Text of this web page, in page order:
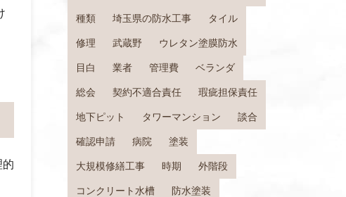
的
種類 埼玉県の防水工事 タイル
修理 武蔵野 ウレタン塗膜防水
目白 業者 管理費 ベランダ
総会 契約不適合責任 瑕疵担保責任
地下ピット タワーマンション 談合
確認申請 病院 塗装
大規模修繕工事 時期 外階段
コンクリート水槽 防水塗装